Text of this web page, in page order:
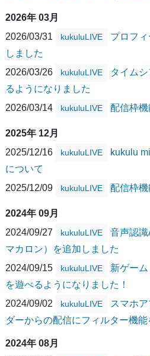
2026年 03月
2026/03/31
kukuluLIVE
プロフ
しました
2026/03/26
kukuluLIVE
タイム
るようになりました
2026/03/14
kukuluLIVE 配信枠
2025年 12月
2025/12/16
kukuluLIVE
kukulu
について
2025/12/09
kukuluLIVE 配信枠
2024年 09月
2024/09/27
kukuluLIVE
音声認識
マカロン）を追加しました
2024/09/15
kukuluLIVE
新ゲーム
を遊べるようになりました！
2024/09/02
kukuluLIVE
スマホ
ダーからの配信にフィルター機
2024年 08月